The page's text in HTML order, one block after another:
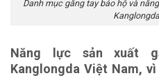
Danh mục găng tay bảo hộ và
Năng lực sản xuất
Kanglongda Việt Nam,